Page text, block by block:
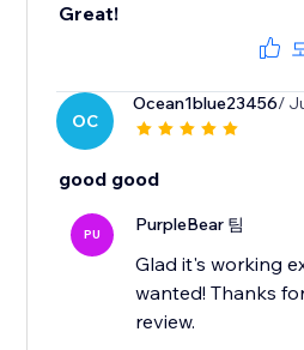
Great!
OC
Ocean1blue23456/
good good
PU PurpleBear 팀
Glad it's working
wanted! Thanks
review.